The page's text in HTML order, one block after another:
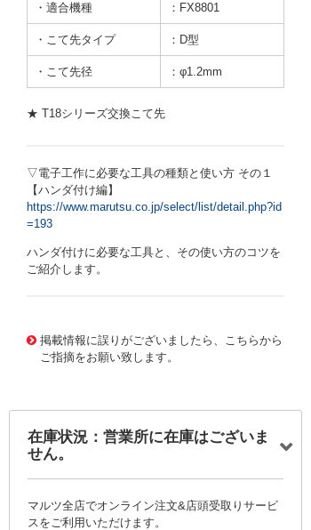
・適合機種 ：FX8801
・こて先タイプ ：D型
・こて先径 ：φ1.2mm
★ T18シリーズ交換こて先
▽電子工作に必要な工具の種類と使い方 その１
【ハンダ付け編】
https://www.marutsu.co.jp/select/list/detail.php?id
=193
ハンダ付けに必要な工具と、その使い方のコツを
ご紹介します。
掲載情報に誤りがございましたら、こちらから
ご指摘をお願い致します。
在庫状況：営業所に在庫はございま
せん。
マルツ全店でオンライン注文&店頭受取りサービ
スをご利用いただけます。